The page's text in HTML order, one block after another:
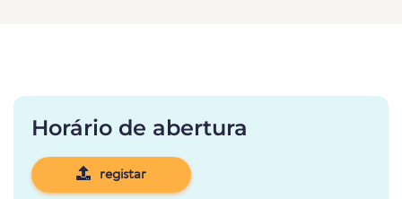
Horário de abertura
registar